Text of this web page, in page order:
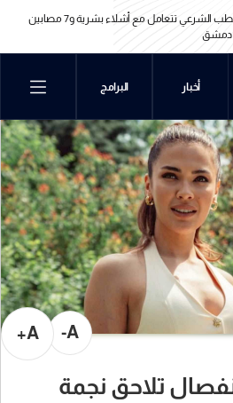
وزارة الصحة السورية: فرق الطب الشرعي تتعامل مع أشلاء بشرية و7 مصابين
دمشق
دمشق
أخبار البرامج
A-
A+
تلاحق نجمة